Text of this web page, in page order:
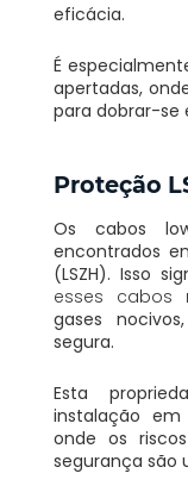
eficácia.
É
apertadas,
para dobrar-se
Proteção
Os cabos
encontrados
(LSZH). Isso
esses cabos
gases
segura.
Esta
instalação
onde os
segurança são